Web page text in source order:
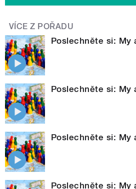
VÍCE Z POŘADU
Poslechněte si: My
Poslechněte si: My
Poslechněte si: My
Poslechněte si: My